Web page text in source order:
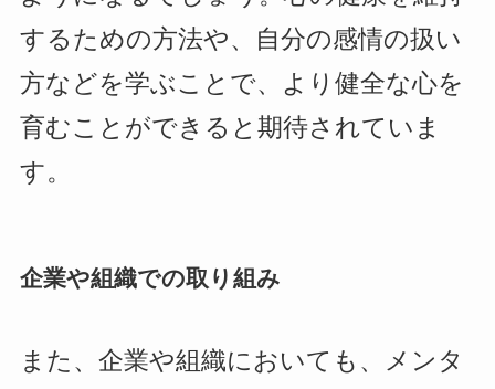
するための方法や、自分の感情の扱い
方などを学ぶことで、より健全な心を
育むことができると期待されていま
す。
企業や組織での取り組み
また、企業や組織においても、メンタ